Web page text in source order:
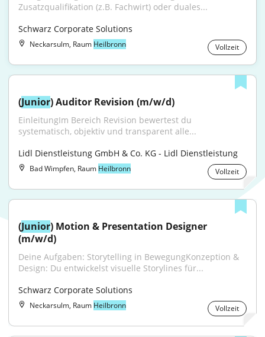
Zusatzqualifikation (z.B. Fachwirt) oder duales...
Schwarz Corporate Solutions
Neckarsulm, Raum Heilbronn Vollzeit
(Junior) Auditor Revision (m/w/d)
EinleitungIm Bereich Revision bewertest du
systematisch, objektiv und transparent alle...
Lidl Dienstleistung GmbH & Co. KG - Lidl Dienstleistung
Bad Wimpfen, Raum Heilbronn Vollzeit
(Junior) Motion & Presentation Designer
(m/w/d)
Deine Aufgaben: Storytelling in BewegungKonzeption &
Design: Du entwickelst visuelle Storylines für...
Schwarz Corporate Solutions
Neckarsulm, Raum Heilbronn Vollzeit